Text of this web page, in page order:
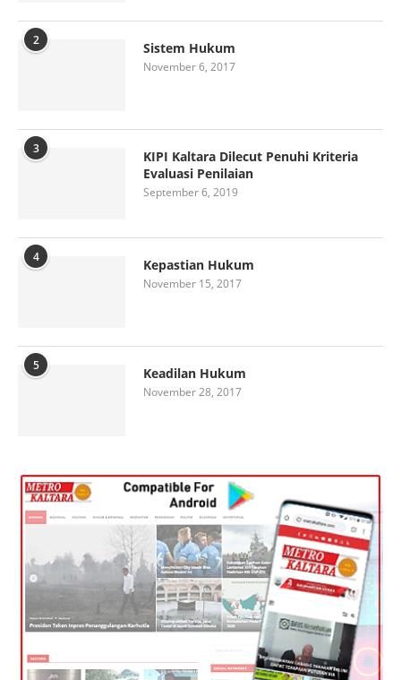
2 Sistem Hukum
November 6, 2017
3
KIPI Kaltara Dilecut Penuhi Kriteria
Evaluasi Penilaian
September 6, 2019
4 Kepastian Hukum
November 15, 2017
5 Keadilan Hukum
November 28, 2017